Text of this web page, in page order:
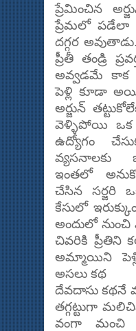
ప్రేమించిన
ప్రేమలో పడేలా
దగ్గర
ప్రీతీ తండ్రి
అవ్వడమే కాక
పెళ్లి కూడా
అర్జున్
వెళ్ళిపోయి ఒక
ఉద్యోగం
ఇంతలో
చేసిన సర్జరి
కేసులో
అందులో
చివరికి ప్రీతిని
అమ్మాయిని
అసలు కథ
దేవదాసు కథనే
తగ్గట్టుగా
వంగా మంచి